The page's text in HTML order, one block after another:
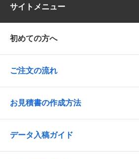
サイトメニュー
初めての方へ
ご注文の流れ
お見積書の作成方法
データ入稿ガイド